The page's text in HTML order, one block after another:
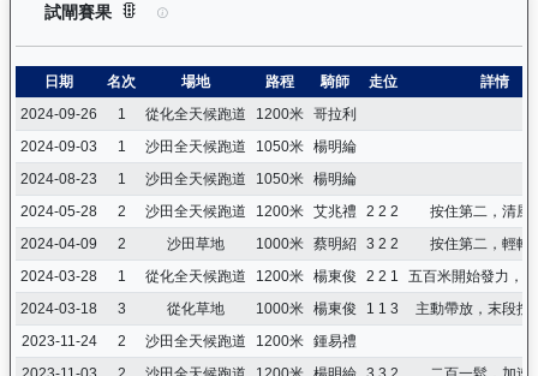
試閘賽果 嘉應喝彩（H369）— 試閘賽果紀錄：查看馬匹
日期 名次 場地 路程 騎師 走位
詳情
2024-09-26
1 從化全天候跑道 1200米 哥拉利
2024-09-03
1 沙田全天候跑道 1050米 楊明綸
2024-08-23
1 沙田全天候跑道 1050米 楊明綸
2024-05-28
2 沙田全天候跑道 1200米 艾兆禮 2 2 2
按住第二，清風
2024-04-09
2 沙田草地 1000米 蔡明紹 3 2 2
按住第二，輕輕
2024-03-28
1 從化全天候跑道 1200米 楊東俊 2 2 1
五百米開始發力，
2024-03-18
3 從化草地 1000米 楊東俊 1 1 3
主動帶放，末段按
2023-11-24
2 沙田全天候跑道 1200米 鍾易禮